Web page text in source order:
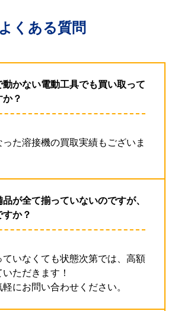
よくある質問
動かない電動工具でも買い取って
か？
た溶接機の買取実績もございま
が全て揃っていないのですが、
か？
ていなくても状態次第では、高額
ただきます！
軽にお問い合わせください。